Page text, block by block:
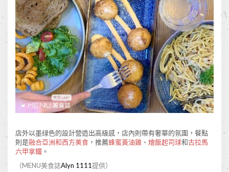
店外以墨绿色的設計營造出高級感，店內則帶有奢華的氛圍，餐點
則是融合亞洲和西方美食 ，推薦蜂蜜黃油雞 、 燴飯起司球和古拉馬
六甲拿鐵 。
（MENU美食誌Alyn 1111提供）